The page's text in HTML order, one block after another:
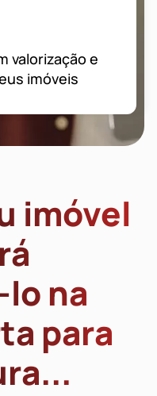
valorização e
imóveis
imóvel
na
para